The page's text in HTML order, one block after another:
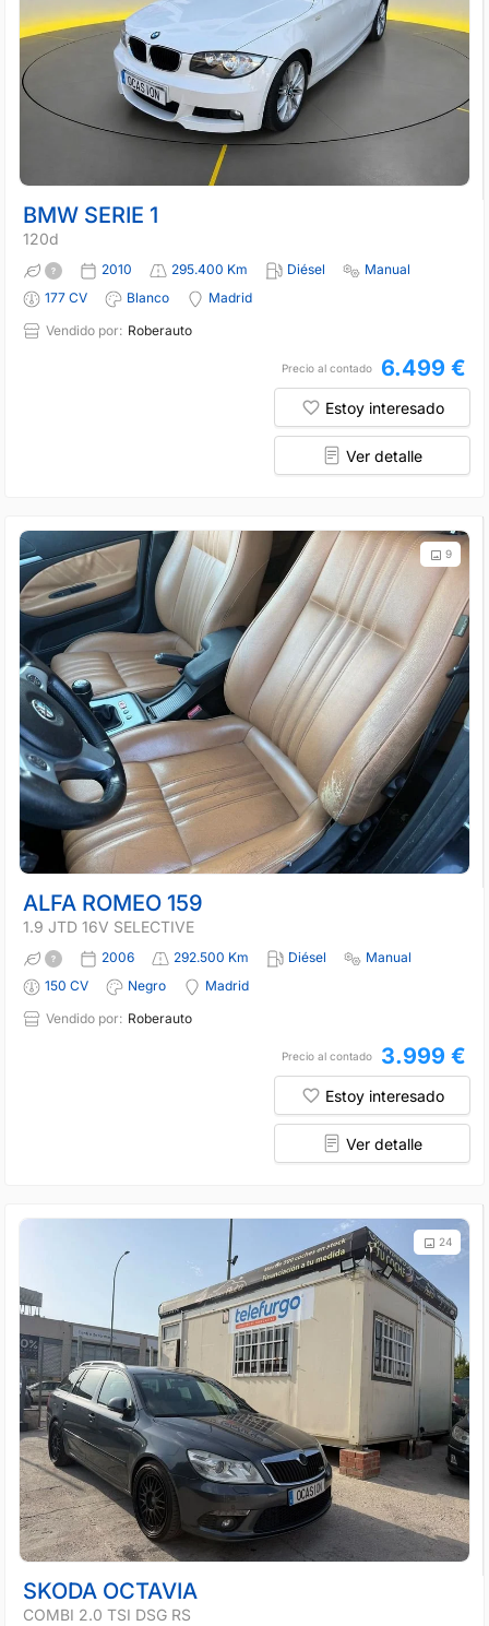
BMW SERIE 1
120d
2010 295.400 Km Diésel
Manual
177 CV
Blanco
Madrid
Vendido por: Roberauto
Precio al contado 6.499 €
Estoy interesado
Ver detalle
9
ALFA ROMEO 159
1.9 JTD 16V SELECTIVE
2006 292.500 Km Diésel
Manual
150 CV
Negro
Madrid
Vendido por: Roberauto
Precio al contado 3.999 €
Estoy interesado
Ver detalle
24
SKODA OCTAVIA
COMBI 2.0 TSI DSG RS